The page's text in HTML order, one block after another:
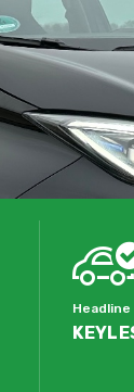
Headline